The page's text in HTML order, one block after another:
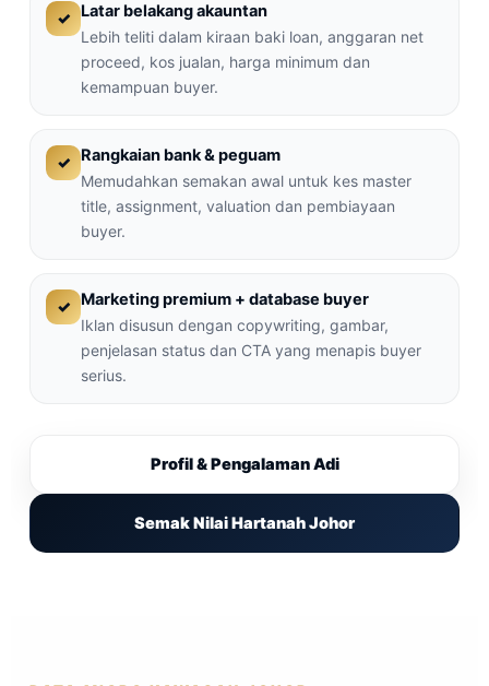
✓ Latar belakang akauntan
Lebih teliti dalam kiraan baki loan, anggaran net
proceed, kos jualan, harga minimum dan
kemampuan buyer.
✓ Rangkaian bank & peguam
Memudahkan semakan awal untuk kes master
title, assignment, valuation dan pembiayaan
buyer.
✓ Marketing premium + database buyer
Iklan disusun dengan copywriting, gambar,
penjelasan status dan CTA yang menapis buyer
serius.
Profil & Pengalaman Adi
Semak Nilai Hartanah Johor